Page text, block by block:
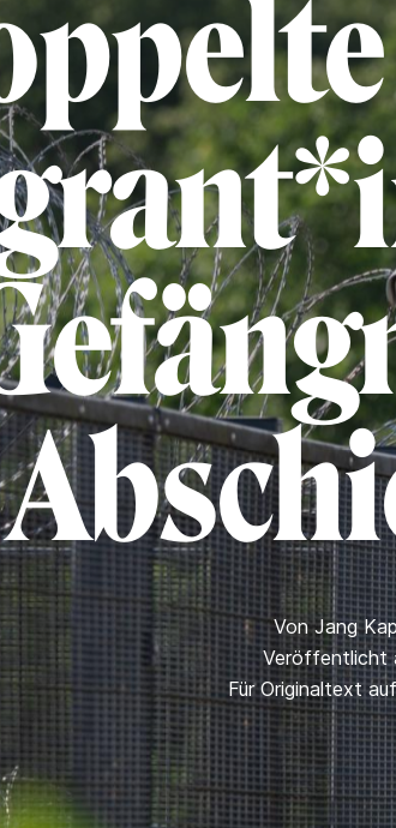
VonJang
Veröffentlicht
Für Originaltext